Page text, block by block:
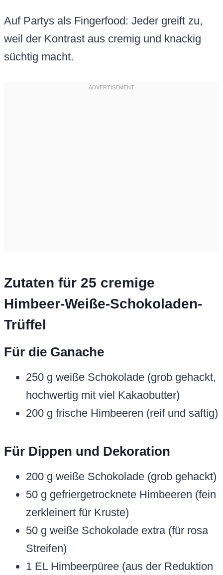
Auf Partys als Fingerfood: Jeder greift zu,
weil der Kontrast aus cremig und knackig
süchtig macht.
Zutaten für 25 cremige
Himbeer-Weiße-Schokoladen-
Trüffel
Für die Ganache
250 g weiße Schokolade (grob gehackt,
hochwertig mit viel Kakaobutter)
200 g frische Himbeeren (reif und saftig)
Für Dippen und Dekoration
200 g weiße Schokolade (grob gehackt)
50 g gefriergetrocknete Himbeeren (fein
zerkleinert für Kruste)
50 g weiße Schokolade extra (für rosa
Streifen)
1 EL Himbeerpüree (aus der Reduktion